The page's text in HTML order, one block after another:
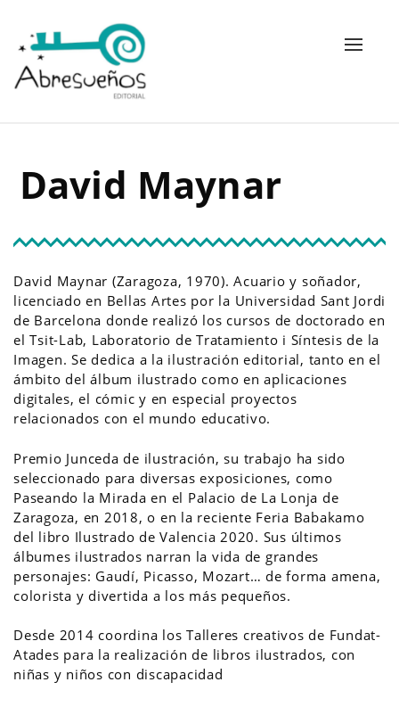
David Maynar
David Maynar (Zaragoza, 1970). Acuario y soñador,
licenciado en Bellas Artes por la Universidad Sant Jordi
de Barcelona donde realizó los cursos de doctorado en
el Tsit-Lab, Laboratorio de Tratamiento i Síntesis de la
Imagen. Se dedica a la ilustración editorial, tanto en el
ámbito del álbum ilustrado como en aplicaciones
digitales, el cómic y en especial proyectos
relacionados con el mundo educativo.
Premio Junceda de ilustración, su trabajo ha sido
seleccionado para diversas exposiciones, como
Paseando la Mirada en el Palacio de La Lonja de
Zaragoza, en 2018, o en la reciente Feria Babakamo
del libro Ilustrado de Valencia 2020. Sus últimos
álbumes ilustrados narran la vida de grandes
personajes: Gaudí, Picasso, Mozart… de forma amena,
colorista y divertida a los más pequeños.
Desde 2014 coordina los Talleres creativos de Fundat-
Atades para la realización de libros ilustrados, con
niñas y niños con discapacidad